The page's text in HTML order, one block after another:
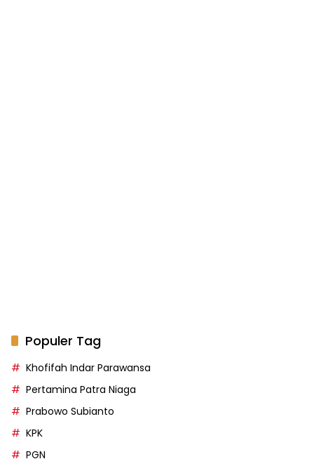
Populer Tag
Khofifah Indar Parawansa
Pertamina Patra Niaga
Prabowo Subianto
KPK
PGN